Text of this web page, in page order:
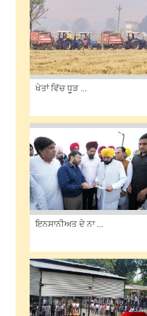
ਖੇਤਾਂ ਵਿੱਚ ਧੂੜ ...
ਇਨਸਾਨੀਅਤ ਦੇ ਨਾ ...